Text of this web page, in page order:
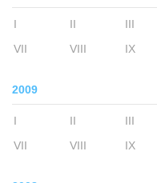
I II III
VII
VIII IX
2009
I II III
VII
VIII IX